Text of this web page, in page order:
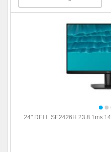
24" DELL SE2426H 23.8 1ms